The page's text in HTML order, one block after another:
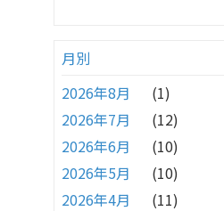
月別
2026年8月
(1)
2026年7月
(12)
2026年6月
(10)
2026年5月
(10)
2026年4月
(11)